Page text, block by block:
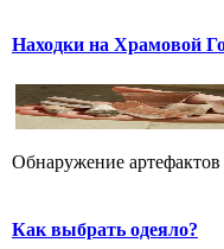
Находки на Храмовой
Обнаружение
Как выбрать одеяло?